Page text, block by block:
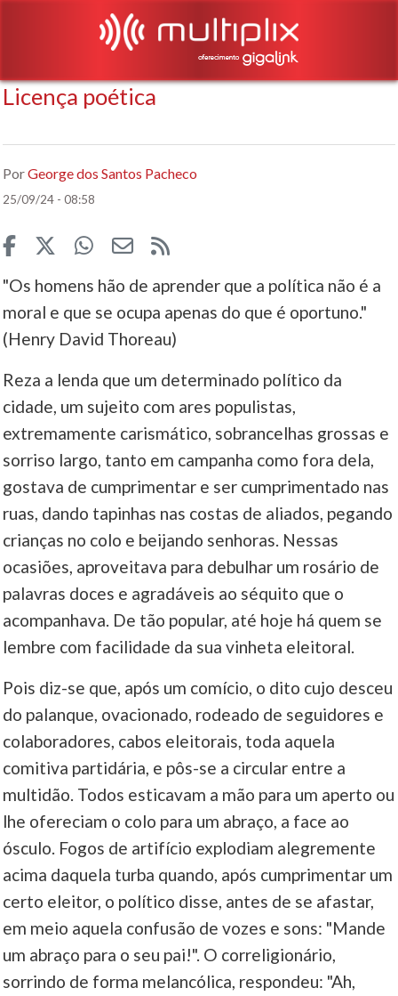
Licença poética
PorGeorge dos Santos Pacheco
25/09/24 - 08:58
"Os homens hão de aprender que a política não é a
moral e que se ocupa apenas do que é oportuno."
(Henry David Thoreau)
Reza a lenda que um determinado político da
cidade, um sujeito com ares populistas,
extremamente carismático, sobrancelhas grossas e
sorriso largo, tanto em campanha como fora dela,
gostava de cumprimentar e ser cumprimentado nas
ruas, dando tapinhas nas costas de aliados, pegando
crianças no colo e beijando senhoras. Nessas
ocasiões, aproveitava para debulhar um rosário de
palavras doces e agradáveis ao séquito que o
acompanhava. De tão popular, até hoje há quem se
lembre com facilidade da sua vinheta eleitoral.
Pois diz-se que, após um comício, o dito cujo desceu
do palanque, ovacionado, rodeado de seguidores e
colaboradores, cabos eleitorais, toda aquela
comitiva partidária, e pôs-se a circular entre a
multidão. Todos esticavam a mão para um aperto ou
lhe ofereciam o colo para um abraço, a face ao
ósculo. Fogos de artifício explodiam alegremente
acima daquela turba quando, após cumprimentar um
certo eleitor, o político disse, antes de se afastar,
em meio aquela confusão de vozes e sons: "Mande
um abraço para o seu pai!". O correligionário,
sorrindo de forma melancólica, respondeu: "Ah,